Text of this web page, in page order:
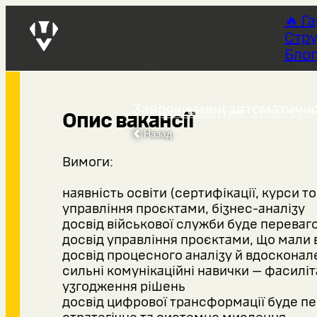
🔥
Блог
ССО Рекрутинг
Назад
Штаб –
Завдяки мені
Опис вакансії
Вимоги:
наявність освіти (сертифікації, курси
управління проєктами, бізнес-аналізу
досвід військової служби буде
досвід управління проєктами, що мали
досвід процесного аналізу й
сильні комунікаційні навички —
узгодження рішень
досвід цифрової трансформації буде